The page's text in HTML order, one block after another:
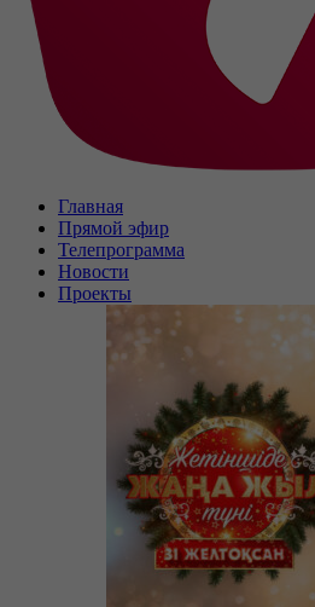
Главная
Прямой эфир
Телепрограмма
Новости
Проекты